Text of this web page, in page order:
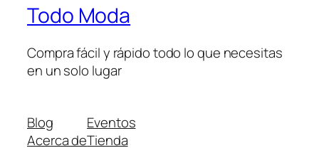
Todo Moda
Compra fácil y rápido todo lo que necesitas
en un solo lugar
Blog
Acerca de
Eventos
Tienda